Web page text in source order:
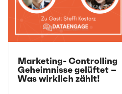
Marketing- Controlling
Geheimnisse gelüftet –
Was wirklich zählt!